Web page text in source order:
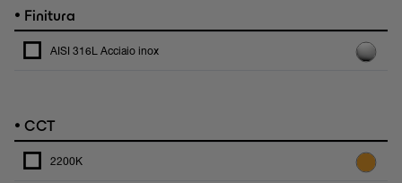
• Finitura
AISI 316L Acciaio inox
• CCT
2200K